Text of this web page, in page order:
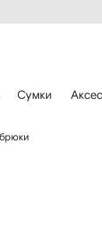
Сумки